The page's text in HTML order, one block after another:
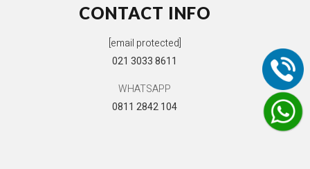
CONTACT INFO
[email protected]
021 3033 8611
WHATSAPP
0811 2842 104